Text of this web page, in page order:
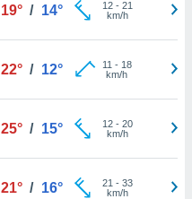
19° / 14° 12- 21
km/h
22° / 12° 11 - 18
km/h
25° / 15° 12- 20
km/h
21° / 16° 21 - 33
km/h